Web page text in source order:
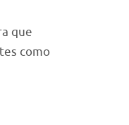
que
como